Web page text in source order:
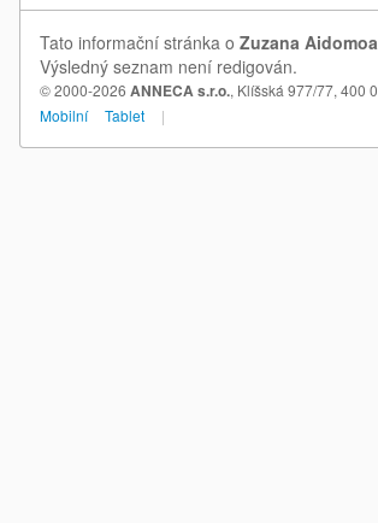
Tato informační stránka o Zuzana
Výsledný seznam není redigován.
© 2000-2026 ANNECA s.r.o., Klíšská 977/77, 400
Mobilní
Tablet |